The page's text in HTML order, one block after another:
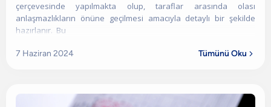
çerçevesinde yapılmakta olup, taraflar arasında olası
anlaşmazlıkların önüne geçilmesi amacıyla detaylı bir şekilde
hazırlanır. Bu
7 Haziran 2024 Tümünü Oku 